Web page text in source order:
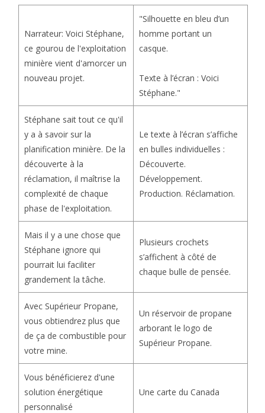
Narrateur: Voici Stéphane,
ce gourou de l'exploitation
minière vient d'amorcer un
nouveau projet.
"Silhouette en bleu d’un
homme portant un
casque.
Texte à l’écran : Voici
Stéphane."
Stéphane sait tout ce qu'il
y a à savoir sur la
planification minière. De la
découverte à la
réclamation, il maîtrise la
complexité de chaque
phase de l'exploitation.
Le texte à l’écran s’affiche
en bulles individuelles :
Découverte.
Développement.
Production. Réclamation.
Mais il y a une chose que
Stéphane ignore qui
pourrait lui faciliter
grandement la tâche.
Plusieurs crochets
s’affichent à côté de
chaque bulle de pensée.
Avec Supérieur Propane,
vous obtiendrez plus que
de ça de combustible pour
votre mine.
Un réservoir de propane
arborant le logo de
Supérieur Propane.
Vous bénéficierez d'une
solution énergétique
personnalisé
Une carte du Canada